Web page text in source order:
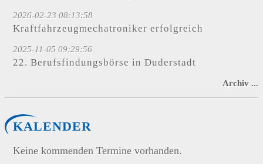
2026-02-23 08:13:58
Kraftfahrzeugmechatroniker erfolgreich
2025-11-05 09:29:56
22. Berufsfindungsbörse in Duderstadt
Archiv ...
KALENDER
Keine kommenden Termine vorhanden.